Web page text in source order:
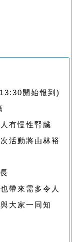
開始報到)
有慢性腎臟
活動將由林裕
帶來需多令人
大家一同知